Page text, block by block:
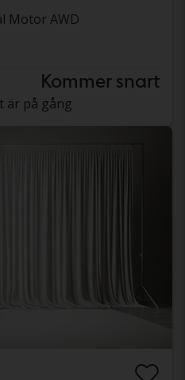
Motor AWD
Kommer snart
är på gång